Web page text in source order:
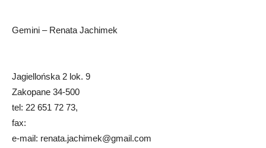
Gemini – Renata Jachimek
Jagiellońska 2 lok. 9
Zakopane 34-500
tel: 22 651 72 73,
fax:
e-mail: renata.jachimek@gmail.com